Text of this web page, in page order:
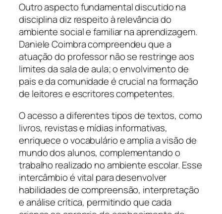
Outro aspecto fundamental discutido na
disciplina diz respeito à relevância do
ambiente social e familiar na aprendizagem.
Daniele Coimbra compreendeu que a
atuação do professor não se restringe aos
limites da sala de aula; o envolvimento de
pais e da comunidade é crucial na formação
de leitores e escritores competentes.
O acesso a diferentes tipos de textos, como
livros, revistas e mídias informativas,
enriquece o vocabulário e amplia a visão de
mundo dos alunos, complementando o
trabalho realizado no ambiente escolar. Esse
intercâmbio é vital para desenvolver
habilidades de compreensão, interpretação
e análise crítica, permitindo que cada